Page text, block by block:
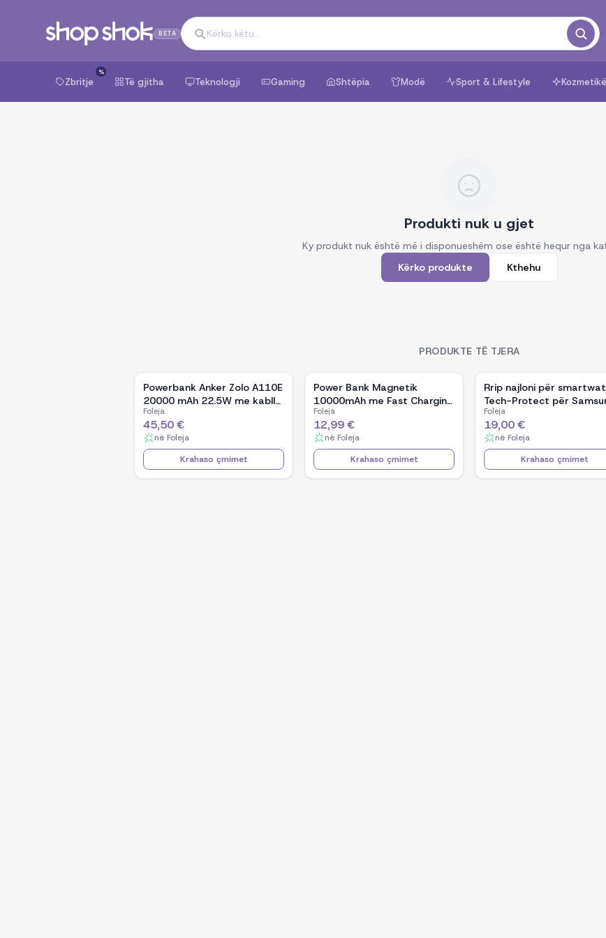
BETA
Zbritje
%
Të gjitha Teknologji Gaming Shtëpia Modë Sport & Lifestyle
Produkti nuk u gjet
Ky produkt nuk është më i disponueshëm ose është hequr nga
Kërko produkte
Kthehu
PRODUKTE TË TJERA
Powerbank Anker Zolo A110E
20000 mAh 22.5W me kabllo
USB-C të integrume, e zezë
Foleja
45,50 €
në Foleja
Krahaso çmimet
Power Bank Magnetik
10000mAh me Fast Charging
për Smartphone
Foleja
12,99 €
në Foleja
Krahaso çmimet
Rrip najloni për
Tech-Protect për
Galaxy Watch Ultra
zi/portokalli
Foleja
19,00 €
në Foleja
Krahaso çmimet